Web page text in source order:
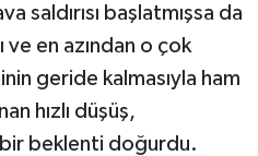
saldırısı başlatmışsa da
ve en azından o çok
geride kalmasıyla ham
hızlı düşüş,
beklenti doğurdu.